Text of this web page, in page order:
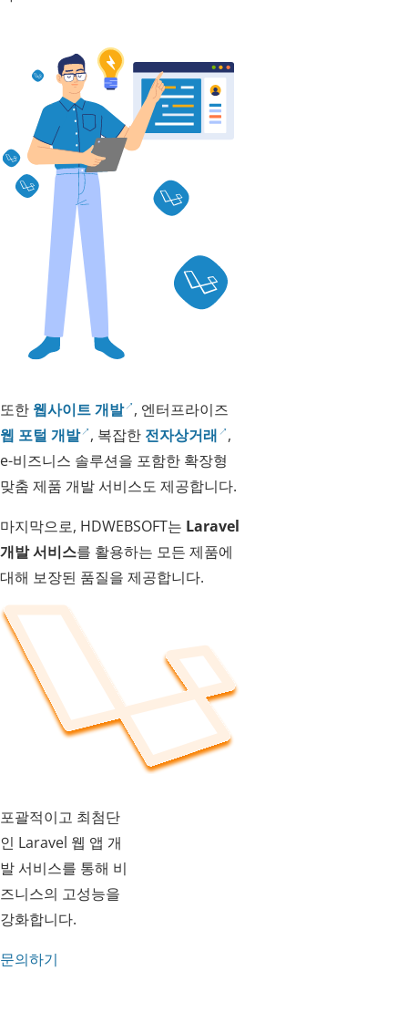
또한 웹사이트 개발 , 엔터프라이즈
웹 포털 개발 , 복잡한 전자상거래 ,
e-비즈니스 솔루션을 포함한 확장형
맞춤 제품 개발 서비스도 제공합니다.
마지막으로, HDWEBSOFT는 Laravel
개발 서비스를 활용하는 모든 제품에
대해 보장된 품질을 제공합니다.
포괄적이고 최첨단
인 Laravel 웹 앱 개
발 서비스를 통해 비
즈니스의 고성능을
강화합니다.
문의하기